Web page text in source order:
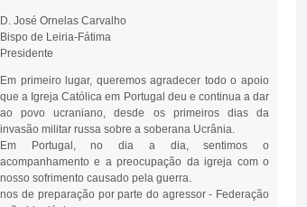
D. José Ornelas Carvalho
Bispo de Leiria-Fátima
Presidente
Em primeiro lugar, queremos agradecer todo o apoio
que a Igreja Católica em Portugal deu e continua a dar
ao povo ucraniano, desde os primeiros dias da
invasão militar russa sobre a soberana Ucrânia.
Em Portugal, no dia a dia, sentimos o
acompanhamento e a preocupação da igreja com o
nosso sofrimento causado pela guerra.
de preparação por parte do agressor - Federação